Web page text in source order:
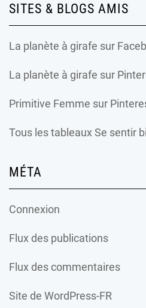
SITES & BLOGS AMIS
La planète à girafe sur
La planète à girafe sur
Primitive Femme sur
Tous les tableaux Se sentir
MÉTA
Connexion
Flux des publications
Flux des commentaires
Site de WordPress-FR